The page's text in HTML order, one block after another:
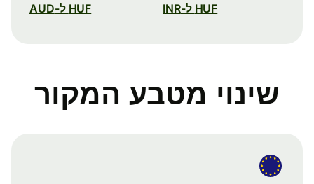
HUF ל-INR HUF ל-AUD
שינוי מטבע המקור